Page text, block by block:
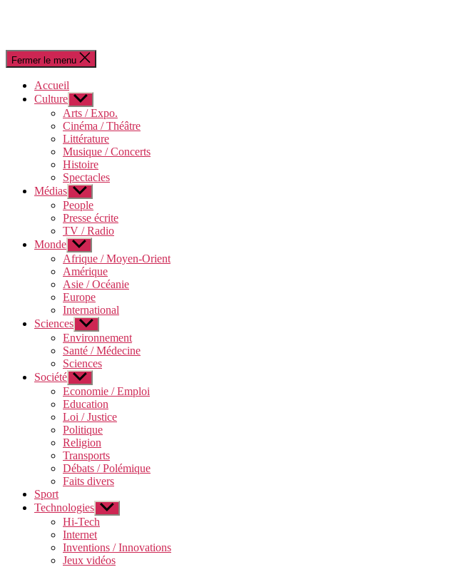
Fermer le menu
Accueil
Culture Afficher
le
sous-
menu
Arts / Expo.
Cinéma / Théâtre
Littérature
Musique / Concerts
Histoire
Spectacles
Médias Afficher
le
sous-
menu
People
Presse écrite
TV / Radio
Monde Afficher
le
sous-
menu
Afrique / Moyen-Orient
Amérique
Asie / Océanie
Europe
International
Sciences Afficher
le
sous-
menu
Environnement
Santé / Médecine
Sciences
Société Afficher
le
sous-
menu
Economie / Emploi
Education
Loi / Justice
Politique
Religion
Transports
Débats / Polémique
Faits divers
Sport
Technologies Afficher
le
sous-
Hi-Tech
Internet
Inventions / Innovations
Jeux vidéos